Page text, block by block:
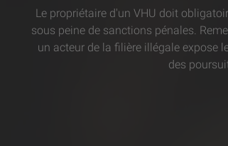
Le propriétaire d'un VHU doit
sous peine de sanctions pénales.
un acteur de la filière illégale expose
des